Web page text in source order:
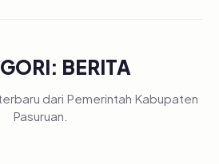
BERITA
dari Pemerintah Kabupaten
Pasuruan.